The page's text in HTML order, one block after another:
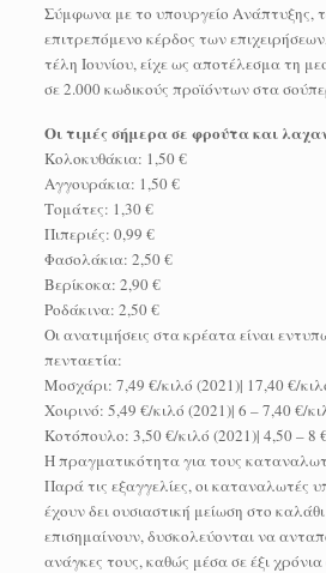
Σύμφωνα με το υπουργείο Ανάπτυξης,
επιτρεπόμενο κέρδος των
τέλη Ιουνίου, είχε ως αποτέλεσμα τη
σε 2.000 κωδικούς προϊόντων στα
Οι τιμές σήμερα σε φρούτα και
Κολοκυθάκια: 1,50 €
Αγγουράκια: 1,50 €
Τομάτες: 1,30 €
Πιπεριές: 0,99 €
Φασολάκια: 2,50 €
Βερίκοκα: 2,90 €
Ροδάκινα: 2,50 €
Οι ανατιμήσεις στα κρέατα είναι
πενταετία:
Μοσχάρι: 7,49 €/κιλό (2021)| 17,40 €/
Χοιρινό: 5,49 €/κιλό (2021)| 6 – 7,40 €/
Κοτόπουλο: 3,50 €/κιλό (2021)| 4,50 – 8
Η πραγματικότητα για τους
Παρά τις εξαγγελίες, οι καταναλωτές
έχουν δει ουσιαστική μείωση στο
επισημαίνουν, δυσκολεύονται να
ανάγκες τους, καθώς μέσα σε έξι